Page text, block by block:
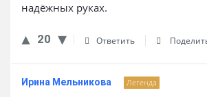
надёжных руках.
20 Ответить
Ирина Мельникова Легенда